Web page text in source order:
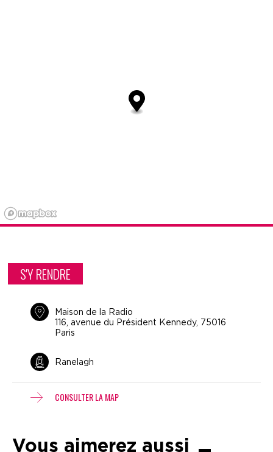
S'Y RENDRE
Maison de la Radio
116, avenue du Président Kennedy, 75016
Paris
Ranelagh
CONSULTER LA MAP
Vous aimerez aussi